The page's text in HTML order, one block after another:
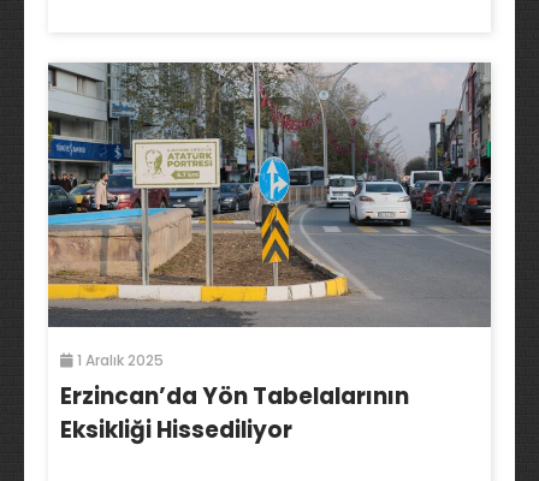
1 Aralık 2025
Erzincan’da Yön Tabelalarının
Eksikliği Hissediliyor